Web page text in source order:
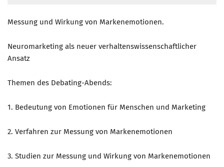
MARKETING PIONIERE
CLUB-KOMMUNIKATION
MCM Club TV
Messung und Wirkung von Markenemotionen.
Neuromarketing als neuer verhaltenswissenschaftlicher
Ansatz
Themen des Debating-Abends:
1. Bedeutung von Emotionen für Menschen und Marketing
2. Verfahren zur Messung von Markenemotionen
3. Studien zur Messung und Wirkung von Markenemotionen